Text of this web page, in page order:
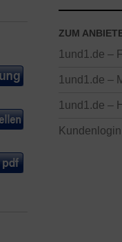
ZUM
1und1.de –
1und1.de –
1und1.de –